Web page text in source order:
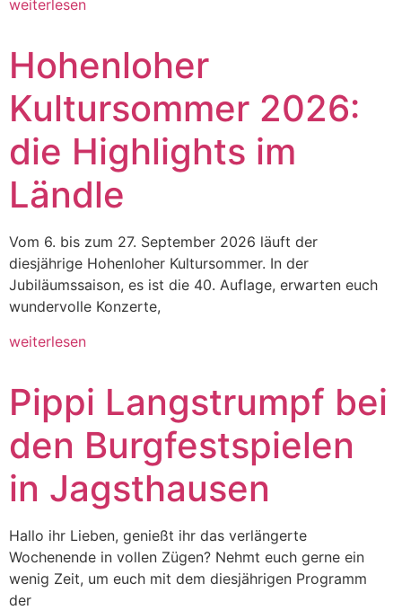
weiterlesen
Hohenloher
Kultursommer 2026:
die Highlights im
Ländle
Vom 6. bis zum 27. September 2026 läuft der
diesjährige Hohenloher Kultursommer. In der
Jubiläumssaison, es ist die 40. Auflage, erwarten euch
wundervolle Konzerte,
weiterlesen
Pippi Langstrumpf bei
den Burgfestspielen
in Jagsthausen
Hallo ihr Lieben, genießt ihr das verlängerte
Wochenende in vollen Zügen? Nehmt euch gerne ein
wenig Zeit, um euch mit dem diesjährigen Programm
der